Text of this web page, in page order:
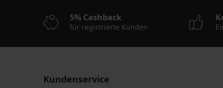
5% Cashback
für registrierte Kunden
Kundenservice